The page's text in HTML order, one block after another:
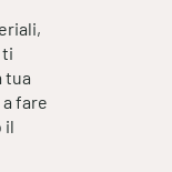
tua
fare
il